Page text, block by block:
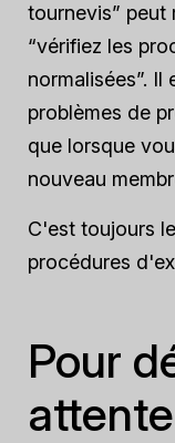
tournevis” peut
“vérifiez les
normalisées”.
problèmes de
que lorsque
nouveau
C'est toujours
procédures
Pour